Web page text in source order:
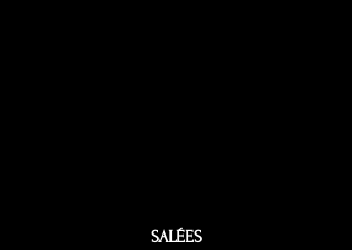
SALÉES